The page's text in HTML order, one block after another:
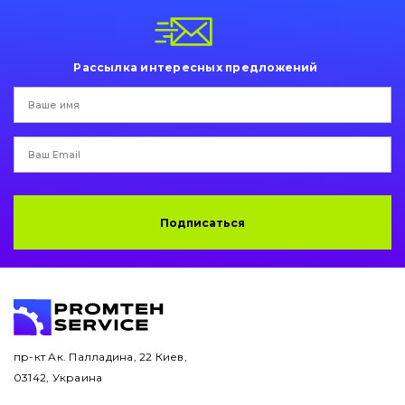
Трансмиссия
Буровой инструмент
Электрооборудование
Рассылка интересных предложений
Подписаться
пр-кт Ак. Палладина, 22 Киев,
03142, Украина